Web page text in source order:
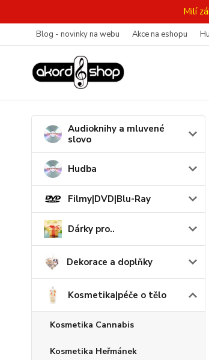
Milí
Blog - novinky na webu Akce na eshopu
Audioknihy a mluvené
slovo
Hudba
Filmy|DVD|Blu-Ray
Dárky pro..
Dekorace a doplňky
Kosmetika|péče o tělo
Kosmetika Cannabis
Kosmetika Heřmánek